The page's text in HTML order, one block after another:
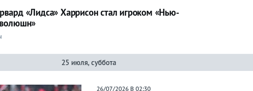
«Лидса» Харрисон стал игроком «Нью-
25 июля, суббота
26/07/2026 В 02:30